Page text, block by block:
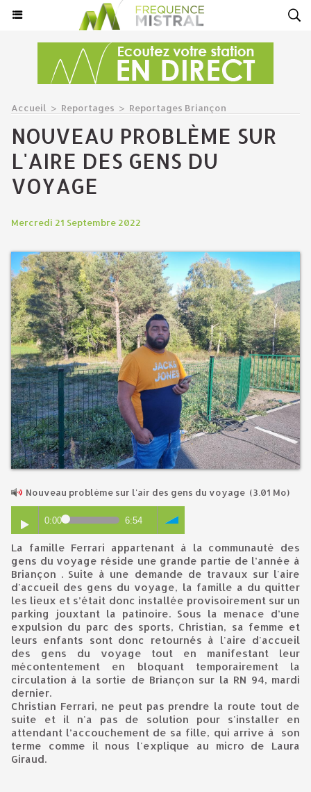
Accueil > Reportages > Reportages Briançon
NOUVEAU PROBLÈME SUR
L'AIRE DES GENS DU
VOYAGE
Mercredi 21 Septembre 2022
Nouveau problème sur l'air des gens du voyage (3.01 Mo)
0:00 6:54
La famille Ferrari appartenant à la communauté des
gens du voyage réside une grande partie de l’année à
Briançon . Suite à une demande de travaux sur l'aire
d'accueil des gens du voyage, la famille a du quitter
les lieux et s’était donc installée provisoirement sur un
parking jouxtant la patinoire. Sous la menace d’une
expulsion du parc des sports, Christian, sa femme et
leurs enfants sont donc retournés à l'aire d'accueil
des gens du voyage tout en manifestant leur
mécontentement en bloquant temporairement la
circulation à la sortie de Briançon sur la RN 94, mardi
dernier.
Christian Ferrari, ne peut pas prendre la route tout de
suite et il n'a pas de solution pour s'installer en
attendant l’accouchement de sa fille, qui arrive à son
terme comme il nous l'explique au micro de Laura
Giraud.